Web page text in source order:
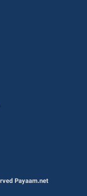
Copyright © 2023, All Rights Reserved Payaam.net